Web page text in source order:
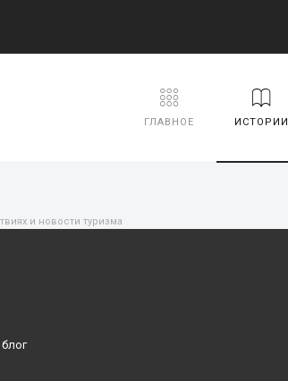
ГЛАВНОЕ ИСТОРИИ
и новости туризма